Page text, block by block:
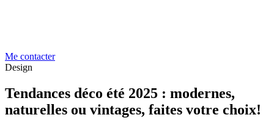
Me contacter
Design
Tendances déco été 2025 : modernes,
naturelles ou vintages, faites votre choix!